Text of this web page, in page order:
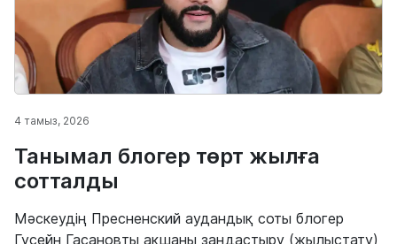
4 тамыз, 2026
Танымал блогер төрт жылға
сотталды
Мәскеудің Пресненский аудандық соты блогер
Гусейн Гасановты ақшаны заңдастыру (жылыстату)